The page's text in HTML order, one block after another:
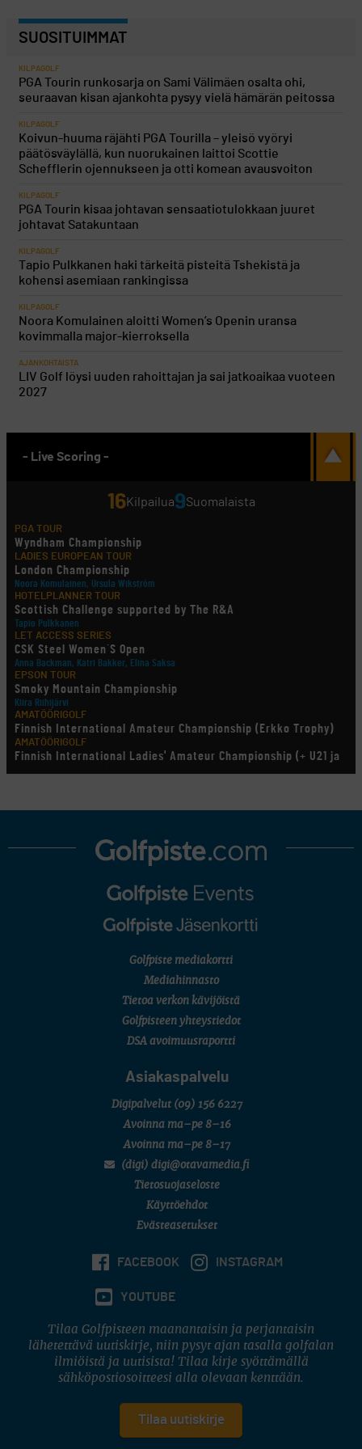
SUOSITUIMMAT
KILPAGOLF
PGA Tourin runkosarja on Sami Välimäen osalta ohi,
seuraavan kisan ajankohta pysyy vielä hämärän peitossa
KILPAGOLF
Koivun-huuma räjähti PGA Tourilla – yleisö vyöryi
päätösväylällä, kun nuorukainen laittoi Scottie
Schefflerin ojennukseen ja otti komean avausvoiton
KILPAGOLF
PGA Tourin kisaa johtavan sensaatiotulokkaan juuret
johtavat Satakuntaan
KILPAGOLF
Tapio Pulkkanen haki tärkeitä pisteitä Tshekistä ja
kohensi asemiaan rankingissa
KILPAGOLF
Noora Komulainen aloitti Women’s Openin uransa
kovimmalla major-kierroksella
AJANKOHTAISTA
LIV Golf löysi uuden rahoittajan ja sai jatkoaikaa vuoteen
2027
- Live Scoring -
16Kilpailua9Suomalaista
PGA TOUR
Wyndham Championship
LADIES EUROPEAN TOUR
London Championship
Noora Komulainen, Ursula Wikström
HOTELPLANNER TOUR
Scottish Challenge supported by The R&A
Tapio Pulkkanen
LET ACCESS SERIES
CSK Steel Women´S Open
Anna Backman, Katri Bakker, Elina Saksa
EPSON TOUR
Smoky Mountain Championship
Kiira Riihijärvi
AMATÖÖRIGOLF
Finnish International Amateur Championship (Erkko Trophy)
AMATÖÖRIGOLF
Finnish International Ladies' Amateur Championship (+ U21 ja
U18/FJT/Aulanko)
LEGENDS TOUR
U.S. Women's Amateur Championship
English Boys' (U14) Open Amateur Stroke Play Championship
Eeli Krankka, Lionel Mutikainen
Kivitippu Classic Invitational 2026
SM-reikäpeli (M50/Kymen Golf)
7 (U18 ja U21/pojat/Tahko)
Golfpiste mediakortti
Mediahinnasto
Tietoa verkon kävijöistä
Golfpisteen yhteystiedot
DSA avoimuusraportti
Asiakaspalvelu
Digipalvelut (09) 156 6227
Avoinna ma–pe 8–16
Avoinna ma–pe 8–17
(digi) digi@otavamedia.fi
Tietosuojaseloste
Käyttöehdot
Evästeasetukset
FACEBOOK INSTAGRAM
YOUTUBE
Tilaa Golfpisteen maanantaisin ja perjantaisin
lähetettävä uutiskirje, niin pysyt ajan tasalla golfalan
ilmiöistä ja uutisista! Tilaa kirje syöttämällä
sähköpostiosoitteesi alla olevaan kenttään.
Tilaa uutiskirje